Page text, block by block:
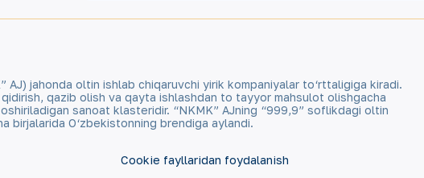
AJ) jahonda oltin ishlab chiqaruvchi yirik kompaniyalar to‘rttaligiga kiradi.
qazib olish va qayta ishlashdan to tayyor mahsulot olishgacha
sanoat klasteridir. “NKMK” AJning “999,9” soflikdagi oltin
birjalarida O‘zbekistonning brendiga aylandi.
Cookie fayllaridan foydalanish